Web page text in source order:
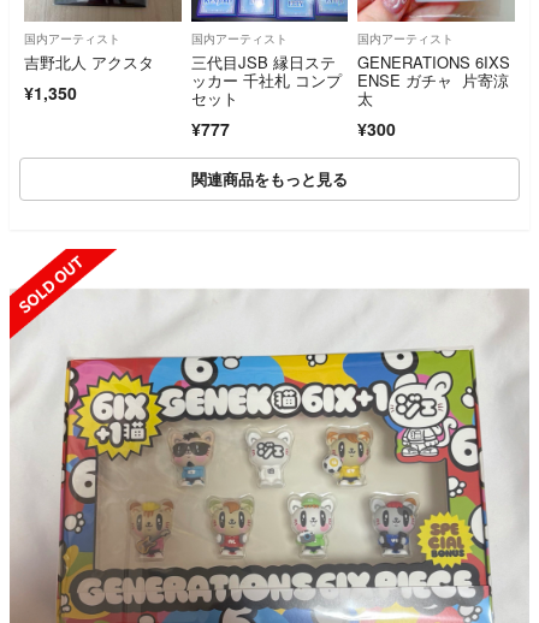
国内アーティスト
吉野北人 アクスタ
¥1,350
国内アーティスト
三代目JSB 縁日ステ
ッカー 千社札 コンプ
セット
¥777
国内アーティスト
GENERATIONS 6IXS
ENSE ガチャ 片寄涼
太
¥300
関連商品をもっと見る